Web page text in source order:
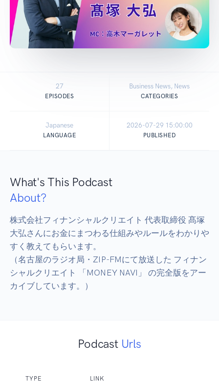
27
EPISODES
Business News, News
CATEGORIES
Japanese
LANGUAGE
2026-07-29 15:00:00
PUBLISHED
What's This Podcast
About?
株式会社フィナンシャルクリエイト 代表取締役 髙塚
大弘さんにお金にまつわる仕組みやルールをわかりや
すく教えてもらいます。
（名古屋のラジオ局・ZIP-FMにて放送した フィナン
シャルクリエイト 「MONEY NAVI」 の完全版をアー
Podcast Urls
TYPE LINK